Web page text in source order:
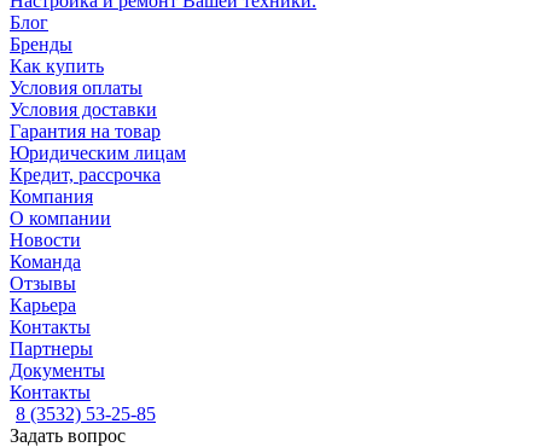
Блог
Бренды
Как купить
Условия оплаты
Условия доставки
Гарантия на товар
Юридическим лицам
Кредит, рассрочка
Компания
О компании
Новости
Команда
Отзывы
Карьера
Контакты
Партнеры
Документы
Контакты
8 (3532) 53-25-85
Задать вопрос